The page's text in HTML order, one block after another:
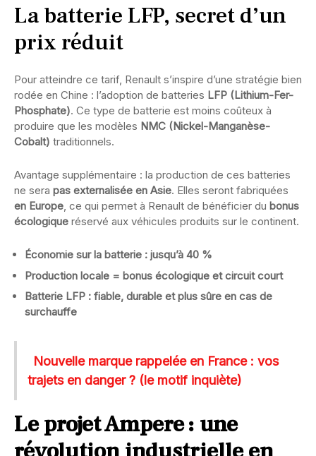
La batterie LFP, secret d’un
prix réduit
Pour atteindre ce tarif, Renault s’inspire d’une stratégie bien
rodée en Chine : l’adoption de batteries LFP (Lithium-Fer-
Phosphate). Ce type de batterie est moins coûteux à
produire que les modèles NMC (Nickel-Manganèse-
Cobalt) traditionnels.
Avantage supplémentaire : la production de ces batteries
ne sera pas externalisée en Asie. Elles seront fabriquées
en Europe, ce qui permet à Renault de bénéficier du bonus
écologique réservé aux véhicules produits sur le continent.
Économie sur la batterie : jusqu’à 40 %
Production locale = bonus écologique et circuit court
Batterie LFP : fiable, durable et plus sûre en cas de
surchauffe
Nouvelle marque rappelée en France : vos
trajets en danger ? (le motif inquiète)
Le projet Ampere : une